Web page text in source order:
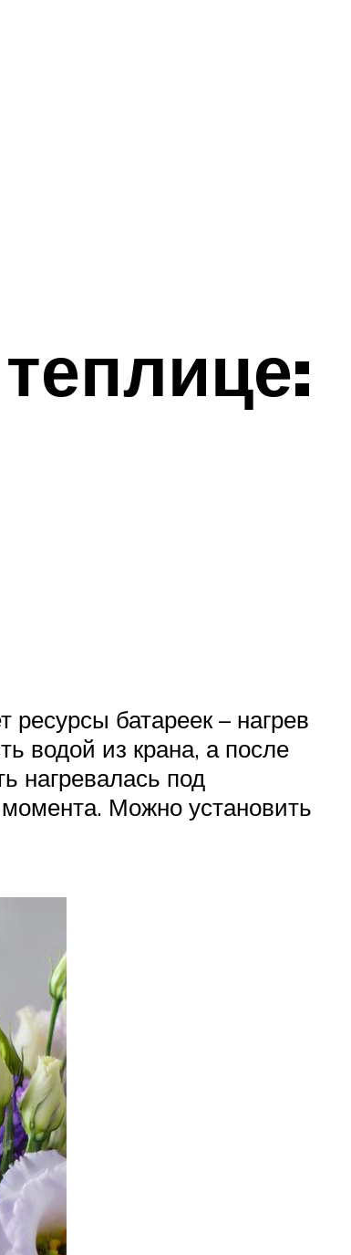
ресурсы батареек – нагрев
водой из крана, а после
нагревалась под
Можно установить